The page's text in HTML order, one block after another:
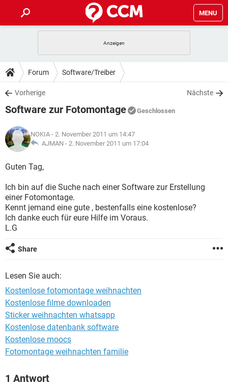
MENU
ANDROID IOS
WINDOWS 10
WHATSAPP TIKTOK
FACEBOOK
TIPPS & TRICKS
SPIELE
WHATSAPP TIKTOK
FACEBOOK
DOWNLOADS
SPIELE STREAMING
ANDROID
WINDOWS 10 INSTAGRAM
WHATSAPP
SPIELE STREAMING
ANDROID
WINDOWS 10
WHATSAPP TIKTOK
FACEBOOK HARDWARE
LEXIKON
SPIELE
WINDOWS 10
WHATSAPP TIKTOK
FACEBOOK
Forum Software/Treiber
Vorherige Nächste
Software zur Fotomontage Geschlossen
NOKIA - 2. November 2011 um 14:47
AJMAN - 2. November 2011 um 17:04
Guten Tag,
Ich bin auf die Suche nach einer Software zur Erstellung
einer Fotomontage.
Kennt jemand eine gute , bestenfalls eine kostenlose?
Ich danke euch für eure Hilfe im Voraus.
L.G
Share
Lesen Sie auch:
Kostenlose fotomontage weihnachten
Kostenlose filme downloaden
Sticker weihnachten whatsapp
Kostenlose datenbank software
Kostenlose moocs
Fotomontage weihnachten familie
1 Antwort